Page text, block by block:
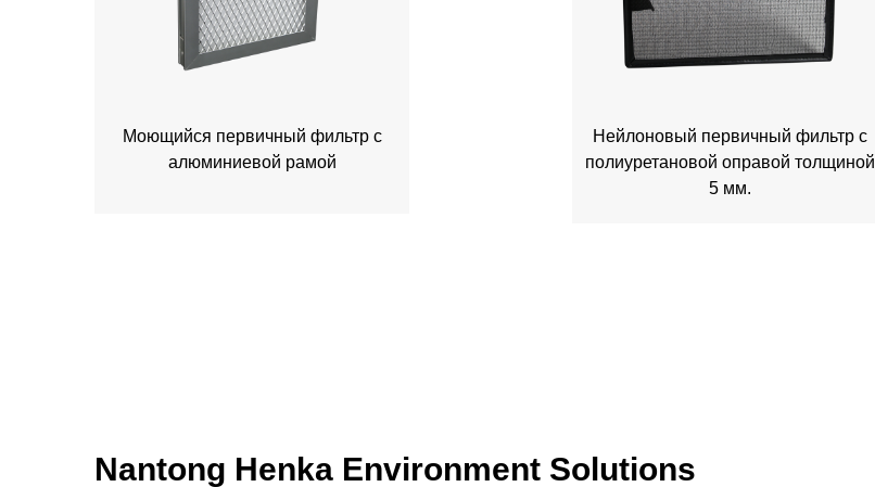
Моющийся первичный фильтр с
алюминиевой рамой
Нейлоновый первичный фильтр с
полиуретановой оправой толщиной
5 мм.
Nantong Henka Environment Solutions